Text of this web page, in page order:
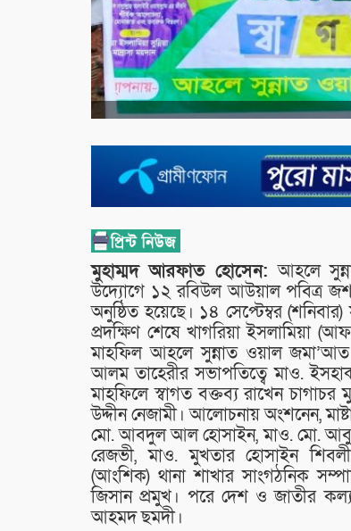
মুহাম্মদ আরফাত হোসেন:আহলে
উদ্যোগে ১২ রবিউল আউয়াল পবিত্র
অনুষ্ঠিত হয়েছে। ১৪ সেপ্টেম্বর
প্রদক্ষিণ শেষে খাগরিয়া ইসলামিয়া
মাহফিল আহলে সুন্নাত ওয়াল জমা’আত
আলম তাহেরীর সভাপতিত্বে মাও.
মাহফিলে স্বাগত বক্তব্য রাখেন চাগাচর
উদ্দীন নেজামী। আলোচনায় অংশনেন,
মো. আবদুল আল হোসাইন, মাও. মো. আবু
রেজভী, মাও. মুখতার হোসাইন
(আংশিক) থানা শাখার সাংগঠনিক
জিসান প্রমুখ। পরে দেশ ও জাতীর
আহমদ ছমদী।